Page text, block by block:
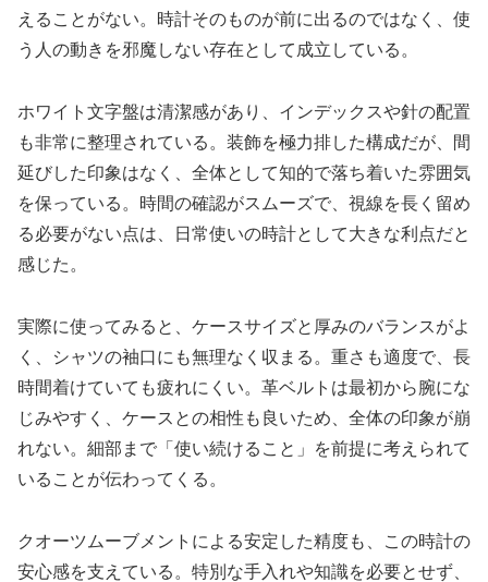
えることがない。時計そのものが前に出るのではなく、使
う人の動きを邪魔しない存在として成立している。
ホワイト文字盤は清潔感があり、インデックスや針の配置
も非常に整理されている。装飾を極力排した構成だが、間
延びした印象はなく、全体として知的で落ち着いた雰囲気
を保っている。時間の確認がスムーズで、視線を長く留め
る必要がない点は、日常使いの時計として大きな利点だと
感じた。
実際に使ってみると、ケースサイズと厚みのバランスがよ
く、シャツの袖口にも無理なく収まる。重さも適度で、長
時間着けていても疲れにくい。革ベルトは最初から腕にな
じみやすく、ケースとの相性も良いため、全体の印象が崩
れない。細部まで「使い続けること」を前提に考えられて
いることが伝わってくる。
クオーツムーブメントによる安定した精度も、この時計の
安心感を支えている。特別な手入れや知識を必要とせず、